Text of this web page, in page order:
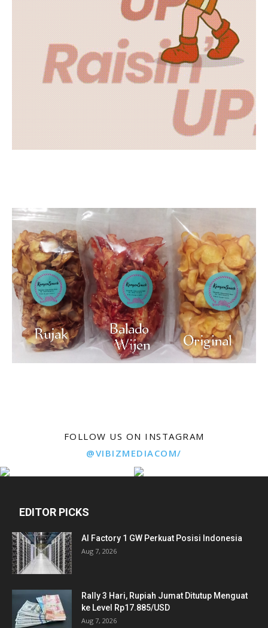
FOLLOW US ON INSTAGRAM
@VIBIZMEDIACOM/
EDITOR PICKS
AI Factory 1 GW Perkuat Posisi Indonesia
Aug 7, 2026
Rally 3 Hari, Rupiah Jumat Ditutup Menguat
ke Level Rp17.885/USD
Aug 7, 2026